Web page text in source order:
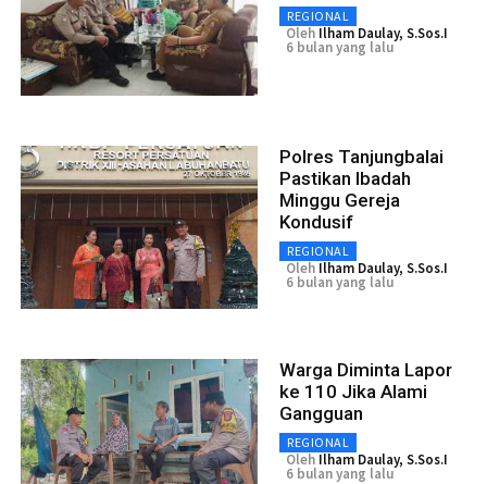
REGIONAL
Oleh Ilham Daulay, S.Sos.I
6 bulan yang lalu
Polres Tanjungbalai
Pastikan Ibadah
Minggu Gereja
Kondusif
REGIONAL
Oleh Ilham Daulay, S.Sos.I
6 bulan yang lalu
Warga Diminta Lapor
ke 110 Jika Alami
Gangguan
REGIONAL
Oleh Ilham Daulay, S.Sos.I
6 bulan yang lalu